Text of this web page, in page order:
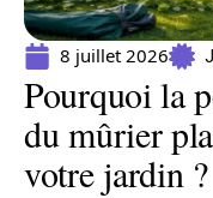
8 juillet 2026
Pourquoi la
du mûrier
votre jardin ?